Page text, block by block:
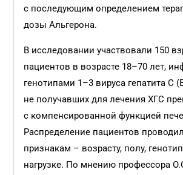
с последующим определением
дозы Альгерона.
В исследовании участвовали 150
пациентов в возрасте 18–70 лет,
генотипами 1–3 вируса гепатита С
не получавших для лечения ХГС
с компенсированной функцией
Распределение пациентов
признакам – возрасту, полу,
нагрузке. По мнению профессора